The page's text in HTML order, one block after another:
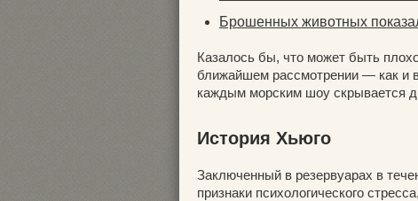
Брошенных животных
Казалось бы, что может быть
ближайшем рассмотрении — как и
каждым морским шоу скрывается
История Хьюго
Заключенный в резервуарах в
признаки психологического